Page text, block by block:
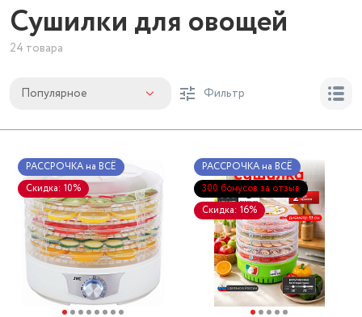
Сушилки для овощей
24 товара
Популярное Фильтр
РАССРОЧКА на ВСЁ
Скидка: 10%
РАССРОЧКА на ВСЁ
300 бонусов за отзыв
Скидка: 16%